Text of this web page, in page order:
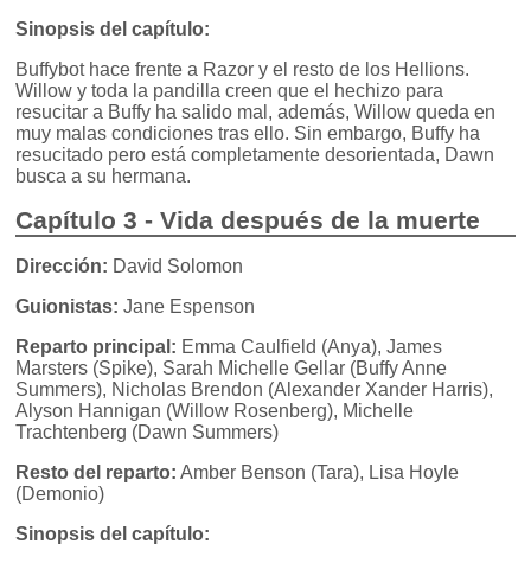
Sinopsis del capítulo:
Buffybot hace frente a Razor y el resto de los Hellions.
Willow y toda la pandilla creen que el hechizo para
resucitar a Buffy ha salido mal, además, Willow queda en
muy malas condiciones tras ello. Sin embargo, Buffy ha
resucitado pero está completamente desorientada, Dawn
busca a su hermana.
Capítulo 3 - Vida después de la muerte
Dirección: David Solomon
Guionistas: Jane Espenson
Reparto principal: Emma Caulfield (Anya), James
Marsters (Spike), Sarah Michelle Gellar (Buffy Anne
Summers), Nicholas Brendon (Alexander Xander Harris),
Alyson Hannigan (Willow Rosenberg), Michelle
Trachtenberg (Dawn Summers)
Resto del reparto: Amber Benson (Tara), Lisa Hoyle
(Demonio)
Sinopsis del capítulo: